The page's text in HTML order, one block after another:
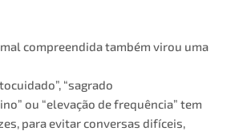
compreendida também virou uma
“sagrado
ou “elevação de frequência” tem
para evitar conversas difíceis,